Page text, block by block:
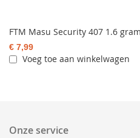
FTM Masu Security 407 1.6 gram
€ 7,99
Voeg toe aan winkelwagen
Onze service